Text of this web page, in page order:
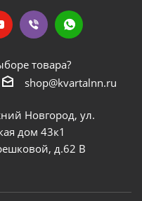
товара?
shop@kvartalnn.ru
Новгород, ул.
дом 43к1
д.62 В